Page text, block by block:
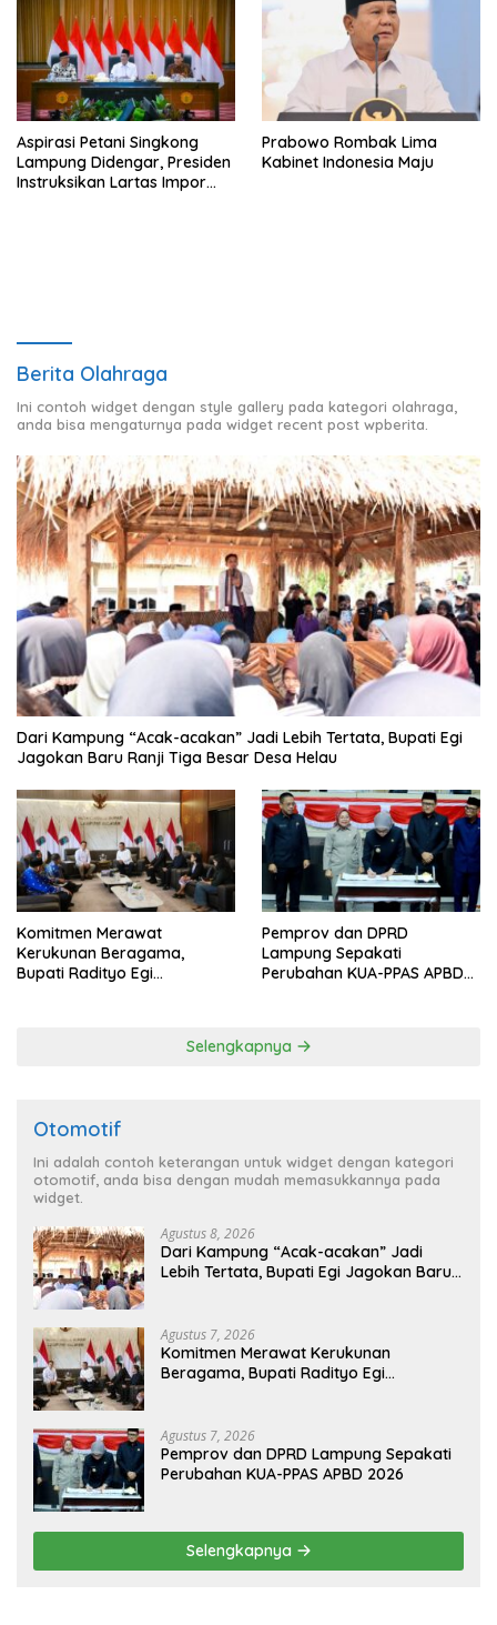
Aspirasi Petani Singkong
Lampung Didengar, Presiden
Instruksikan Lartas Impor
Prabowo Rombak Lima
Kabinet Indonesia Maju
Berita Olahraga
Ini contoh widget dengan style gallery pada kategori olahraga,
anda bisa mengaturnya pada widget recent post wpberita.
Dari Kampung “Acak-acakan” Jadi Lebih Tertata, Bupati Egi
Jagokan Baru Ranji Tiga Besar Desa Helau
Komitmen Merawat
Kerukunan Beragama,
Bupati Radityo Egi
Pemprov dan DPRD
Lampung Sepakati
Perubahan KUA-PPAS APBD
Selengkapnya
Otomotif
Ini adalah contoh keterangan untuk widget dengan kategori
otomotif, anda bisa dengan mudah memasukkannya pada
widget.
Agustus 8, 2026
Dari Kampung “Acak-acakan” Jadi
Lebih Tertata, Bupati Egi Jagokan Baru
Agustus 7, 2026
Komitmen Merawat Kerukunan
Beragama, Bupati Radityo Egi
Agustus 7, 2026
Pemprov dan DPRD Lampung Sepakati
Perubahan KUA-PPAS APBD 2026
Selengkapnya